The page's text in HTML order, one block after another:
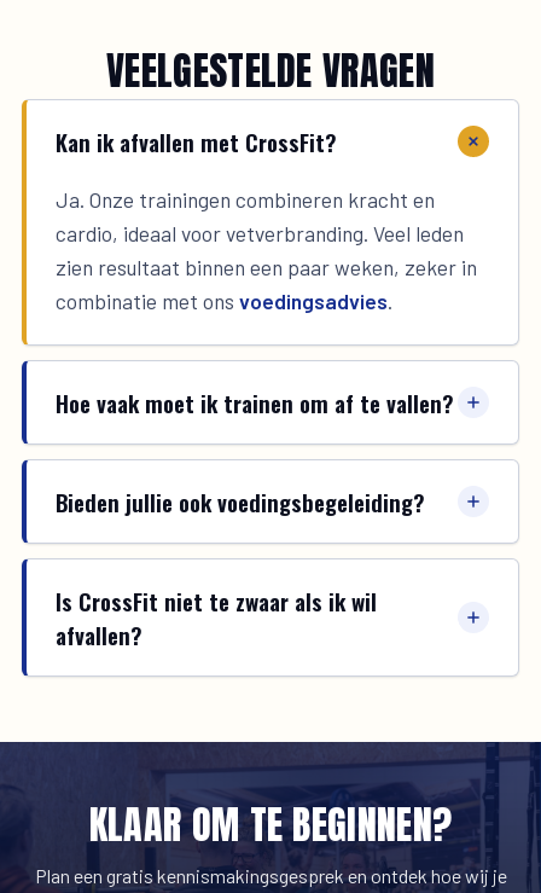
VEELGESTELDE VRAGEN
Kan ik afvallen met CrossFit?
Ja. Onze trainingen combineren kracht en
cardio, ideaal voor vetverbranding. Veel leden
zien resultaat binnen een paar weken, zeker in
combinatie met ons voedingsadvies.
Hoe vaak moet ik trainen om af te vallen?
Bieden jullie ook voedingsbegeleiding?
Is CrossFit niet te zwaar als ik wil
afvallen?
KLAAR OM TE BEGINNEN?
Plan een gratis kennismakingsgesprek en ontdek hoe wij je